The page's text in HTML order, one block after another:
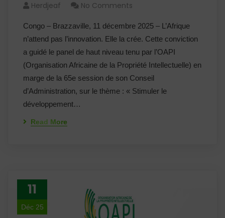
Herdjeaf No Comments
Congo – Brazzaville, 11 décembre 2025 – L’Afrique
n’attend pas l’innovation. Elle la crée. Cette conviction
a guidé le panel de haut niveau tenu par l’OAPI
(Organisation Africaine de la Propriété Intellectuelle) en
marge de la 65e session de son Conseil
d’Administration, sur le thème : « Stimuler le
développement…
Read More
11
Déc 25